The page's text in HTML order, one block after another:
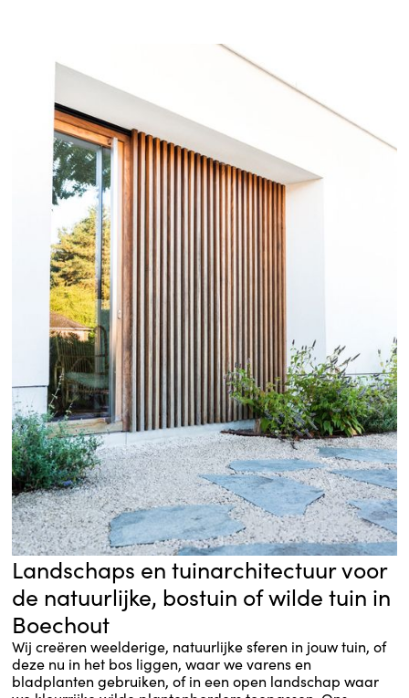
Landschaps en tuinarchitectuur voor
de natuurlijke, bostuin of wilde tuin in
Boechout
Wij creëren weelderige, natuurlijke sferen in jouw tuin, of
deze nu in het bos liggen, waar we varens en
bladplanten gebruiken, of in een open landschap waar